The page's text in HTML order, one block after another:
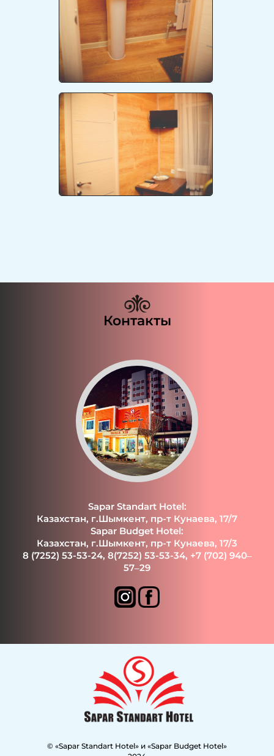
Контакты
Sapar Standart Hotel:
Казахстан, г.Шымкент, пр-т Кунаева, 17/7
Sapar Budget Hotel:
Казахстан, г.Шымкент, пр-т Кунаева, 17/3
8 (7252) 53-53-24, 8(7252) 53-53-34, +7 (702) 940‒
57‒29
© «Sapar Standart Hotel» и «Sapar Budget Hotel»